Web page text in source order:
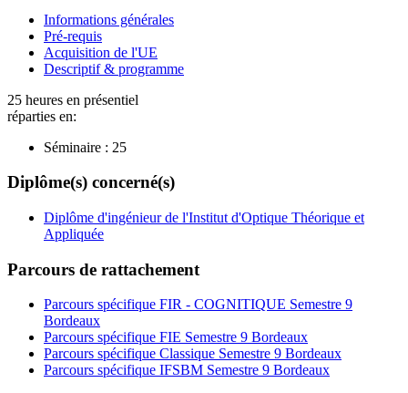
Informations générales
Pré-requis
Acquisition de l'UE
Descriptif & programme
25 heures en présentiel
réparties en:
Séminaire : 25
Diplôme(s) concerné(s)
Diplôme d'ingénieur de l'Institut d'Optique Théorique et
Appliquée
Parcours de rattachement
Parcours spécifique FIR - COGNITIQUE Semestre 9
Bordeaux
Parcours spécifique FIE Semestre 9 Bordeaux
Parcours spécifique Classique Semestre 9 Bordeaux
Parcours spécifique IFSBM Semestre 9 Bordeaux